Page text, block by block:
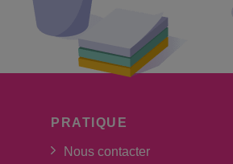
PRATIQUE
Nous contacter